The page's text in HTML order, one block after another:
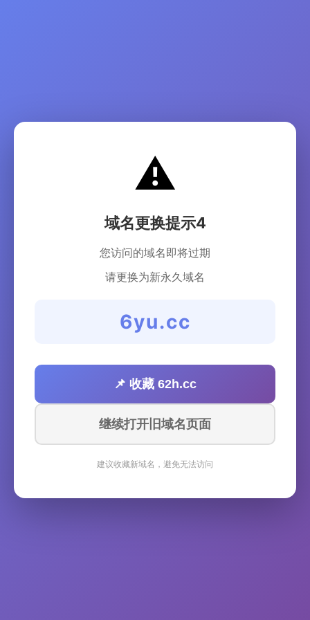
⚠️
域名更换提示4
您访问的域名即将过期
请更换为新永久域名
6yu.cc
📌 收藏 62h.cc
继续打开旧域名页面
建议收藏新域名，避免无法访问